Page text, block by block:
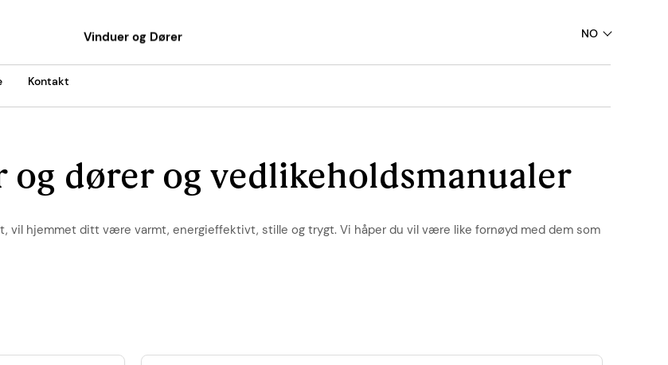
Vinduer og Dører NO
Kontakt
dører og vedlikeholdsmanualer
vil hjemmet ditt være varmt, energieffektivt, stille og trygt. Vi håper du vil være like fornøyd med dem som